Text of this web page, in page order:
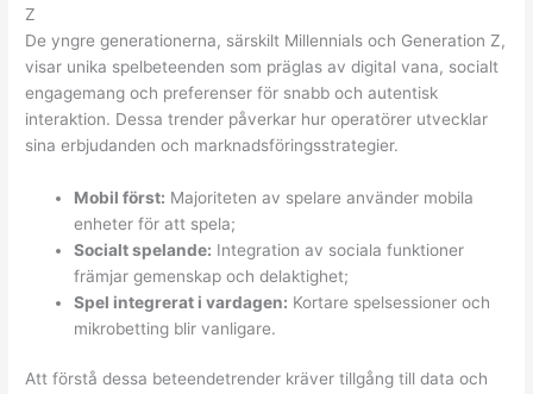
Z
De yngre generationerna, särskilt Millennials och Generation Z,
visar unika spelbeteenden som präglas av digital vana, socialt
engagemang och preferenser för snabb och autentisk
interaktion. Dessa trender påverkar hur operatörer utvecklar
sina erbjudanden och marknadsföringsstrategier.
Mobil först: Majoriteten av spelare använder mobila
enheter för att spela;
Socialt spelande: Integration av sociala funktioner
främjar gemenskap och delaktighet;
Spel integrerat i vardagen: Kortare spelsessioner och
mikrobetting blir vanligare.
Att förstå dessa beteendetrender kräver tillgång till data och